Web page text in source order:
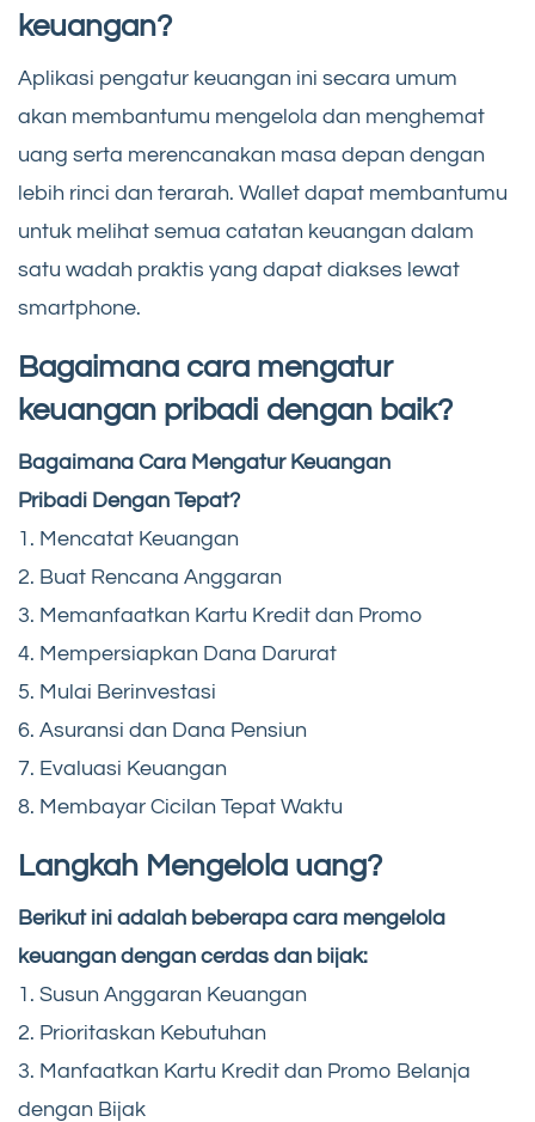
keuangan?
Aplikasi pengatur keuangan ini secara umum
akan membantumu mengelola dan menghemat
uang serta merencanakan masa depan dengan
lebih rinci dan terarah. Wallet dapat membantumu
untuk melihat semua catatan keuangan dalam
satu wadah praktis yang dapat diakses lewat
smartphone.
Bagaimana cara mengatur
keuangan pribadi dengan baik?
Bagaimana Cara Mengatur Keuangan
Pribadi Dengan Tepat?
1. Mencatat Keuangan
2. Buat Rencana Anggaran
3. Memanfaatkan Kartu Kredit dan Promo
4. Mempersiapkan Dana Darurat
5. Mulai Berinvestasi
6. Asuransi dan Dana Pensiun
7. Evaluasi Keuangan
8. Membayar Cicilan Tepat Waktu
Langkah Mengelola uang?
Berikut ini adalah beberapa cara mengelola
keuangan dengan cerdas dan bijak:
1. Susun Anggaran Keuangan
2. Prioritaskan Kebutuhan
3. Manfaatkan Kartu Kredit dan Promo Belanja
dengan Bijak